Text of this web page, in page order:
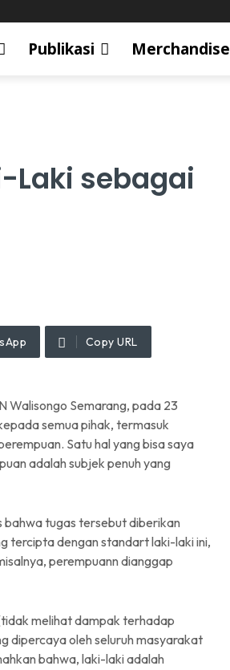
Publikasi Merchandise
Laki sebagai
Copy URL
Walisongo Semarang, pada 23
semua pihak, termasuk
Satu hal yang bisa saya
adalah subjek penuh yang
bahwa tugas tersebut diberikan
tercipta dengan standart laki-laki ini,
perempuann dianggap
melihat dampak terhadap
dipercaya oleh seluruh masyarakat
bahwa, laki-laki adalah